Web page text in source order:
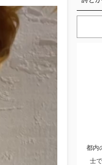
都内
士